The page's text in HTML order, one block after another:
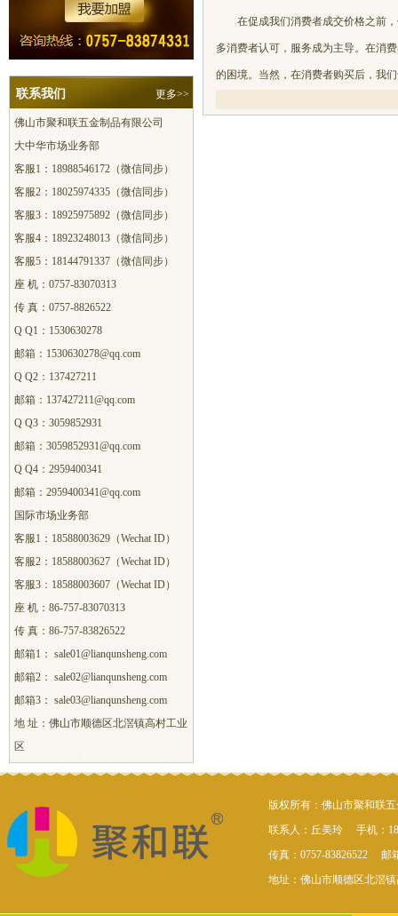
联系我们 更多>>
佛山市聚和联五金制品有限公司
大中华市场业务部
客服1：18988546172（微信同步）
客服2：18025974335（微信同步）
客服3：18925975892（微信同步）
客服4：18923248013（微信同步）
客服5：18144791337（微信同步）
座 机：0757-83070313
传 真：0757-8826522
Q Q1：1530630278
邮箱：1530630278@qq.com
Q Q2：137427211
邮箱：137427211@qq.com
Q Q3：3059852931
邮箱：3059852931@qq.com
Q Q4：2959400341
邮箱：2959400341@qq.com
国际市场业务部
客服1：18588003629（Wechat ID）
客服2：18588003627（Wechat ID）
客服3：18588003607（Wechat ID）
座 机：86-757-83070313
传 真：86-757-83826522
邮箱1： sale01@lianqunsheng.com
邮箱2： sale02@lianqunsheng.com
邮箱3： sale03@lianqunsheng.com
地 址：佛山市顺德区北滘镇高村工业
区
在促成我们消费者成交价格之前，
多消费者认可，服务成为主导。在消
的困境。当然，在消费者购买后，我
版权所有：佛山市聚和联
联系人：丘美玲 手机：
传真：0757-83826522 邮
地址：佛山市顺德区北滘